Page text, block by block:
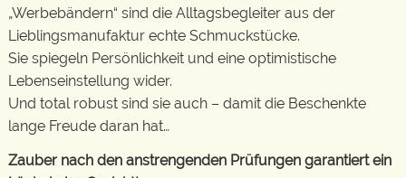
„Werbebändern“ sind die Alltagsbegleiter aus der
Lieblingsmanufaktur echte Schmuckstücke.
Sie spiegeln Persönlichkeit und eine optimistische
Lebenseinstellung wider.
Und total robust sind sie auch – damit die Beschenkte
lange Freude daran hat…
Zauber nach den anstrengenden Prüfungen garantiert ein